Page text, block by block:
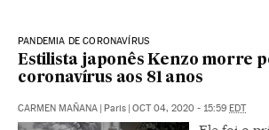
PANDEMIA DE CORONAVÍRUS
Estilista japonês Kenzo morre
coronavírus aos 81 anos
CARMEN MAÑANA Paris OCT 04, 2020 - 15:59 EDT